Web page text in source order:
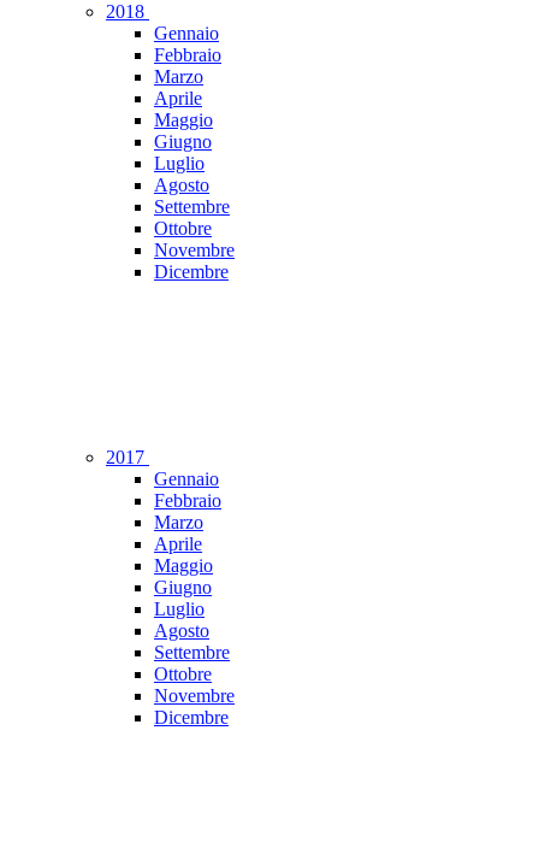
2018
Gennaio
Febbraio
Marzo
Aprile
Maggio
Giugno
Luglio
Agosto
Settembre
Ottobre
Novembre
Dicembre
2017
Gennaio
Febbraio
Marzo
Aprile
Maggio
Giugno
Luglio
Agosto
Settembre
Ottobre
Novembre
Dicembre